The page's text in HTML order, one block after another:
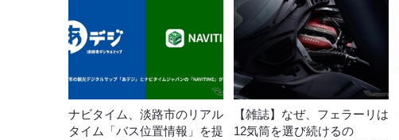
ナビタイム、淡路市のリアル
タイム「バス位置情報」を提
【雑誌】なぜ、フェラーリは
12気筒を選び続けるの